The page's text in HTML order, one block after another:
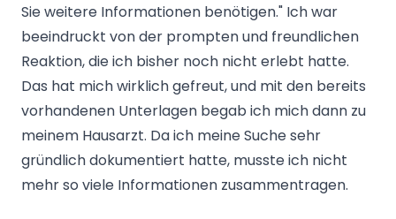
Sie weitere Informationen benötigen." Ich war
beeindruckt von der prompten und freundlichen
Reaktion, die ich bisher noch nicht erlebt hatte.
Das hat mich wirklich gefreut, und mit den bereits
vorhandenen Unterlagen begab ich mich dann zu
meinem Hausarzt. Da ich meine Suche sehr
gründlich dokumentiert hatte, musste ich nicht
mehr so viele Informationen zusammentragen.